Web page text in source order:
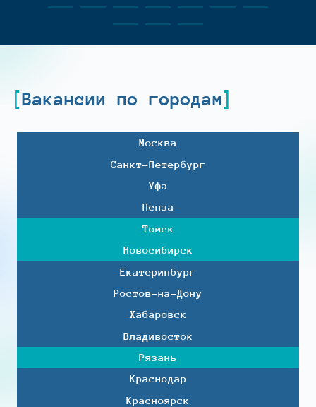
Вакансии по городам
Москва
Санкт-Петербург
Уфа
Пенза
Томск
Новосибирск
Екатеринбург
Ростов-на-Дону
Хабаровск
Владивосток
Рязань
Краснодар
Красноярск